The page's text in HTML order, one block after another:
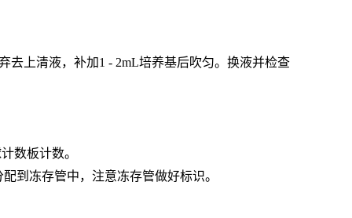
去上清液，补加1 - 2mL培养基后吹匀。换液并检查
数板计数。
到冻存管中，注意冻存管做好标识。